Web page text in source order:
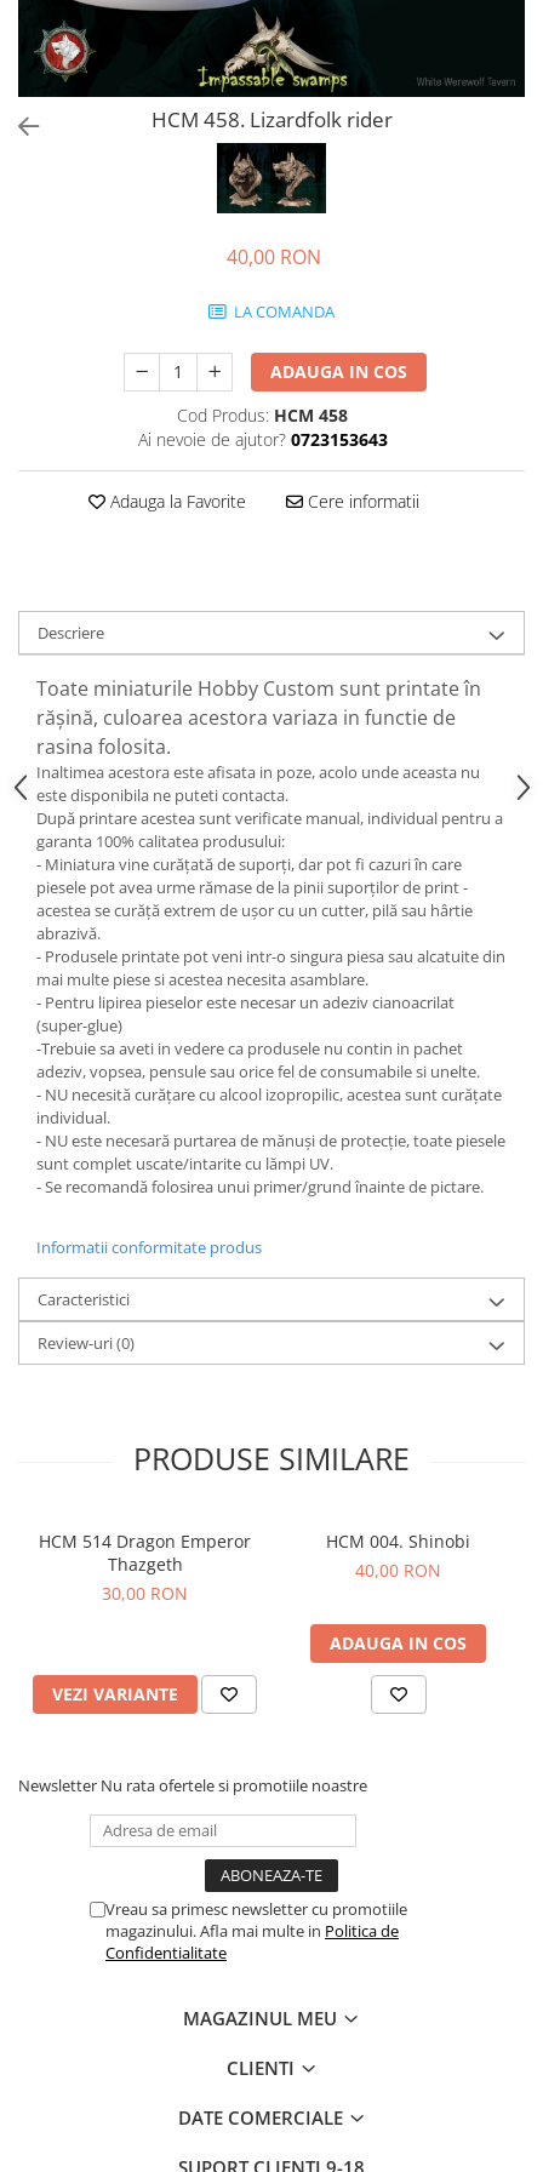
HCM 458. Lizardfolk rider
40,00 RON
LA COMANDA
ADAUGA IN COS
Cod Produs: HCM 458
Ai nevoie de ajutor? 0723153643
Adauga la Favorite Cere informatii
Descriere
Toate miniaturile Hobby Custom sunt printate în
rășină, culoarea acestora variaza in functie de
rasina folosita.
Inaltimea acestora este afisata in poze, acolo unde aceasta nu
este disponibila ne puteti contacta.
După printare acestea sunt verificate manual, individual pentru a
garanta 100% calitatea produsului:
- Miniatura vine curățată de suporți, dar pot fi cazuri în care
piesele pot avea urme rămase de la pinii suporților de print -
acestea se curăță extrem de ușor cu un cutter, pilă sau hârtie
abrazivă.
- Produsele printate pot veni intr-o singura piesa sau alcatuite din
mai multe piese si acestea necesita asamblare.
- Pentru lipirea pieselor este necesar un adeziv cianoacrilat
(super-glue)
-Trebuie sa aveti in vedere ca produsele nu contin in pachet
adeziv, vopsea, pensule sau orice fel de consumabile si unelte.
- NU necesită curățare cu alcool izopropilic, acestea sunt curățate
individual.
- NU este necesară purtarea de mănuși de protecție, toate piesele
sunt complet uscate/intarite cu lămpi UV.
- Se recomandă folosirea unui primer/grund înainte de pictare.
Informatii conformitate produs
Caracteristici
Review-uri(0)
PRODUSE SIMILARE
HCM 514 Dragon Emperor
Thazgeth
30,00 RON
VEZI VARIANTE
HCM 004. Shinobi
40,00 RON
ADAUGA IN COS
Newsletter Nu rata ofertele si promotiile noastre
Vreau sa primesc newsletter cu promotiile
magazinului. Afla mai multe in Politica de
Confidentialitate
MAGAZINUL MEU
CLIENTI
DATE COMERCIALE
SUPORT CLIENTI 9-18